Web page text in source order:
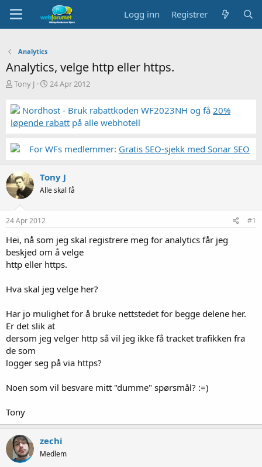
Logg inn Registrer
Analytics
Analytics, velge http eller https.
T
å
d
s
a
e
r
Tony J
S
r
t
a
24 Apr 2012
Nordhost - Bruk rabattkoden WF2023NH og få 20%
løpende rabatt på alle webhotell
For WFs medlemmer: Gratis SEO-sjekk med Sonar SEO
Tony J
Alle skal få
24 Apr 2012 #1
Hei, nå som jeg skal registrere meg for analytics får jeg
beskjed om å velge
http eller https.
Hva skal jeg velge her?
Har jo mulighet for å bruke nettstedet for begge delene her.
Er det slik at
dersom jeg velger http så vil jeg ikke få tracket trafikken fra
de som
logger seg på via https?
Noen som vil besvare mitt "dumme" spørsmål? :=)
Tony
zechi
Medlem